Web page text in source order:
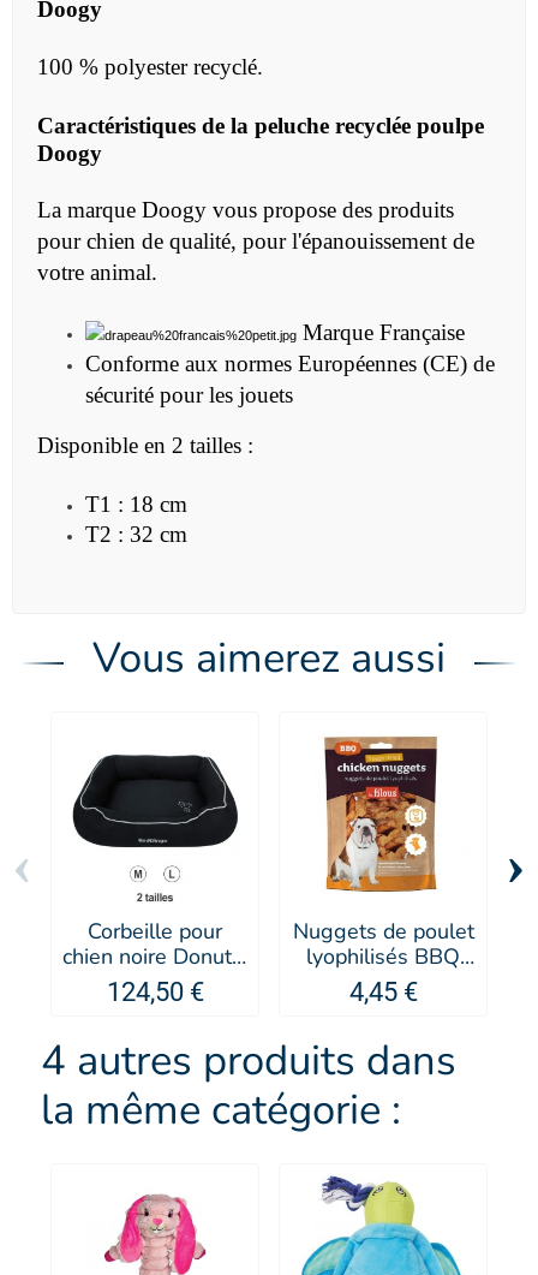
Doogy
100 % polyester recyclé.
Caractéristiques de la peluche recyclée poulpe
Doogy
La marque Doogy vous propose des produits
pour chien de qualité, pour l'épanouissement de
votre animal.
Marque Française
Conforme aux normes Européennes (CE) de
sécurité pour les jouets
Disponible en 2 tailles :
T1 : 18 cm
T2 : 32 cm
Vous aimerez aussi
Corbeille pour
chien noire Donut -
Red Dingo
124,50 €
Nuggets de poulet
lyophilisés BBQ
pour chien - Les
Filous
4,45 €
‹ ›
4 autres produits dans
la même catégorie :